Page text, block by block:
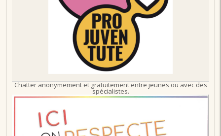
Chatter anonymement et gratuitement entre jeunes ou avec des
spécialistes.